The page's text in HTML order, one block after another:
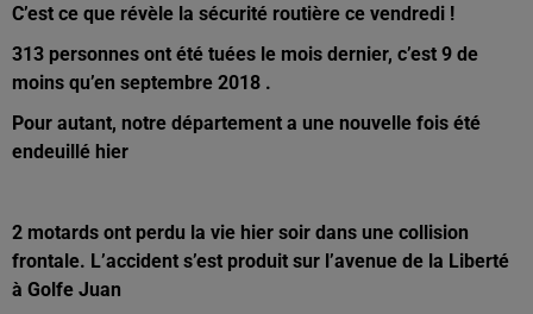
C’est ce que révèle la sécurité routière ce vendredi !
313 personnes ont été tuées le mois dernier, c’est 9 de
moins qu’en septembre 2018 .
Pour autant, notre département a une nouvelle fois été
endeuillé hier
2 motards ont perdu la vie hier soir dans une collision
frontale. L’accident s’est produit sur l’avenue de la Liberté
à Golfe Juan